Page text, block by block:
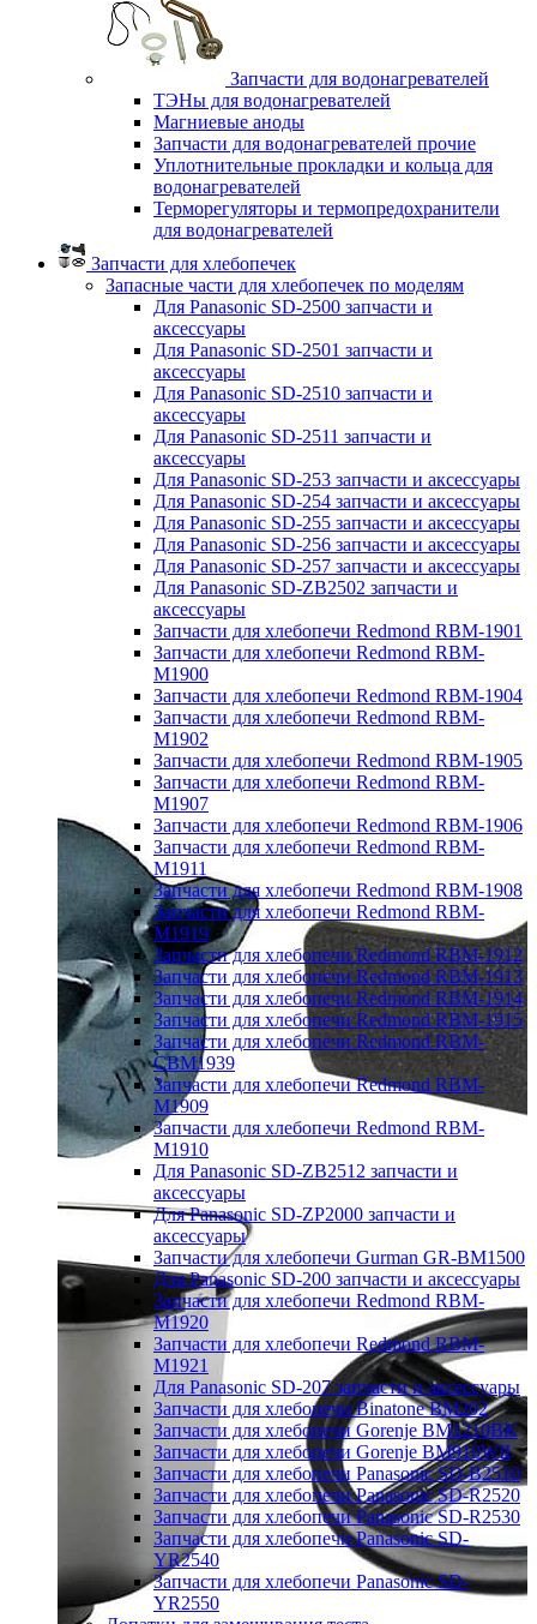
Запчасти для водонагревателей
ТЭНы для водонагревателей
Магниевые аноды
Запчасти для водонагревателей прочие
Уплотнительные прокладки и кольца для
водонагревателей
Терморегуляторы и термопредохранители
для водонагревателей
Запчасти для хлебопечек
Запасные части для хлебопечек по моделям
Для Panasonic SD-2500 запчасти и
аксессуары
Для Panasonic SD-2501 запчасти и
аксессуары
Для Panasonic SD-2510 запчасти и
аксессуары
Для Panasonic SD-2511 запчасти и
аксессуары
Для Panasonic SD-253 запчасти и аксессуары
Для Panasonic SD-254 запчасти и аксессуары
Для Panasonic SD-255 запчасти и аксессуары
Для Panasonic SD-256 запчасти и аксессуары
Для Panasonic SD-257 запчасти и аксессуары
Для Panasonic SD-ZB2502 запчасти и
аксессуары
Запчасти для хлебопечи Redmond RBM-1901
Запчасти для хлебопечи Redmond RBM-
M1900
Запчасти для хлебопечи Redmond RBM-1904
Запчасти для хлебопечи Redmond RBM-
M1902
Запчасти для хлебопечи Redmond RBM-1905
Запчасти для хлебопечи Redmond RBM-
M1907
Запчасти для хлебопечи Redmond RBM-1906
Запчасти для хлебопечи Redmond RBM-
M1911
Запчасти для хлебопечи Redmond RBM-1908
Запчасти для хлебопечи Redmond RBM-
M1919
Запчасти для хлебопечи Redmond RBM-1912
Запчасти для хлебопечи Redmond RBM-1913
Запчасти для хлебопечи Redmond RBM-1914
Запчасти для хлебопечи Redmond RBM-1915
Запчасти для хлебопечи Redmond RBM-
CBM1939
Запчасти для хлебопечи Redmond RBM-
M1909
Запчасти для хлебопечи Redmond RBM-
M1910
Для Panasonic SD-ZB2512 запчасти и
аксессуары
Для Panasonic SD-ZP2000 запчасти и
аксессуары
Запчасти для хлебопечи Gurman GR-BM1500
Для Panasonic SD-200 запчасти и аксессуары
Запчасти для хлебопечи Redmond RBM-
M1920
Запчасти для хлебопечи Redmond RBM-
M1921
Для Panasonic SD-207 запчасти и аксессуары
Запчасти для хлебопечи Binatone BM202
Запчасти для хлебопечи Gorenje BM1210BK
Запчасти для хлебопечи Gorenje BM910WII
Запчасти для хлебопечи Panasonic SD-B2510
Запчасти для хлебопечи Panasonic SD-R2520
Запчасти для хлебопечи Panasonic SD-R2530
Запчасти для хлебопечи Panasonic SD-
YR2540
Запчасти для хлебопечи Panasonic SD-
YR2550